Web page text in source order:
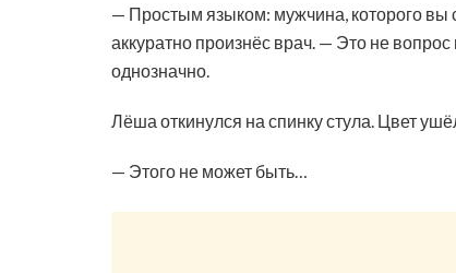
— Простым языком: мужчина, которого вы
аккуратно произнёс врач. — Это не
однозначно.
Лёша откинулся на спинку стула. Цвет
— Этого не может быть…